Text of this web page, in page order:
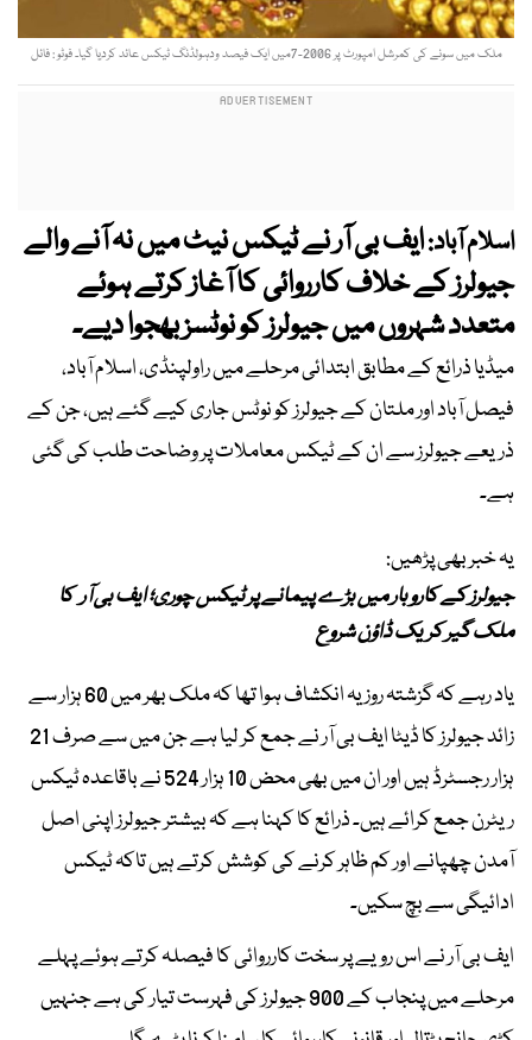
ملک میں سونے کی کمرشل امپورٹ پر 2006-7میں ایک فیصد ودہولڈنگ ٹیکس عائد کردیا گیا۔ فوٹو : فائل
اسلام آباد:ایف بی آر نے ٹیکس نیٹ میں نہ آنے والے
جیولرز کے خلاف کارروائی کا آغاز کرتے ہوئے
متعدد شہروں میں جیولرز کو نوٹسز بھجوا دیے۔
میڈیا ذرائع کے مطابق ابتدائی مرحلے میں راولپنڈی، اسلام آباد،
فیصل آباد اور ملتان کے جیولرز کو نوٹس جاری کیے گئے ہیں، جن کے
ذریعے جیولرز سے ان کے ٹیکس معاملات پر وضاحت طلب کی گئی
ہے۔
یہ خبر بھی پڑھیں:
جیولرز کے کاروبار میں بڑے پیمانے پر ٹیکس چوری؛ ایف بی آر کا
ملک گیر کریک ڈاؤن شروع
یاد رہے کہ گزشتہ روز یہ انکشاف ہوا تھا کہ ملک بھر میں 60 ہزار سے
زائد جیولرز کا ڈیٹا ایف بی آر نے جمع کر لیا ہے جن میں سے صرف 21
ہزار رجسٹرڈ ہیں اور ان میں بھی محض 10 ہزار 524 نے باقاعدہ ٹیکس
ریٹرن جمع کرائے ہیں۔ ذرائع کا کہنا ہے کہ بیشتر جیولرز اپنی اصل
آمدن چھپانے اور کم ظاہر کرنے کی کوشش کرتے ہیں تاکہ ٹیکس
ادائیگی سے بچ سکیں۔
ایف بی آر نے اس رویے پر سخت کارروائی کا فیصلہ کرتے ہوئے پہلے
مرحلے میں پنجاب کے 900 جیولرز کی فہرست تیار کی ہے جنہیں